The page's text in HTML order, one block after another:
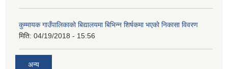
कुम्मायक गाउँपालिकाको बिद्यालयमा बिभिन्न शिर्षकमा भएको निकासा विवरण
मिति: 04/19/2018 - 15:56
अन्य